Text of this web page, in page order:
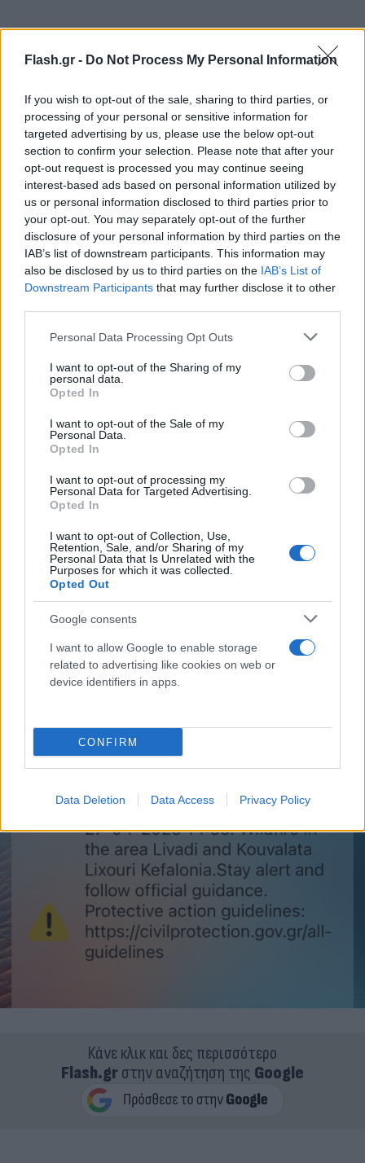
Flash.gr - Do Not Process My Personal Information
If you wish to opt-out of the sale, sharing to third parties, or
processing of your personal or sensitive information for
targeted advertising by us, please use the below opt-out
section to confirm your selection. Please note that after your
opt-out request is processed you may continue seeing
interest-based ads based on personal information utilized by
us or personal information disclosed to third parties prior to
your opt-out. You may separately opt-out of the further
disclosure of your personal information by third parties on the
IAB’s list of downstream participants. This information may
also be disclosed by us to third parties on the IAB’s List of
Downstream Participants that may further disclose it to other
Please note that this website/app uses one or more Google
not limited to your visit or usage behaviour. You may click to
grant or deny consent to Google and its third-party tags to
use your data for below specified purposes in below Google
consent section.
Personal Data Processing Opt Outs
I want to opt-out of the Sharing of my
personal data.
Opted In
I want to opt-out of the Sale of my
Personal Data.
Opted In
I want to opt-out of processing my
Personal Data for Targeted Advertising.
Opted In
I want to opt-out of Collection, Use,
Retention, Sale, and/or Sharing of my
Personal Data that Is Unrelated with the
Purposes for which it was collected.
Opted Out
Google consents
I want to allow Google to enable storage
related to advertising like cookies on web or
device identifiers in apps.
CONFIRM
Data Deletion Data Access Privacy Policy
Κάνε κλικ και δες περισσότερο
Flash.grστην αναζήτηση της Google